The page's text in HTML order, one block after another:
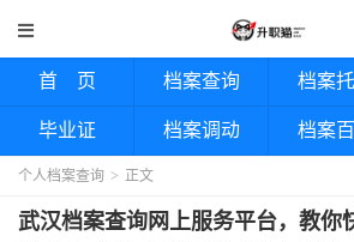
首 页 档案查询 档案
毕业证 档案调动 档案
个人档案查询 > 正文
武汉档案查询网上服务平台，教你